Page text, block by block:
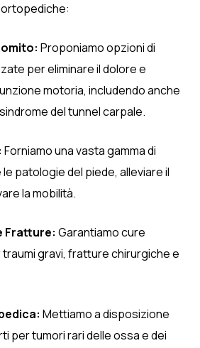
Proponiamo opzioni di
per eliminare il dolore e
motoria, includendo anche
del tunnel carpale.
Forniamo una vasta gamma di
patologie del piede, alleviare il
la mobilità.
Fratture: Garantiamo cure
gravi, fratture chirurgiche e
Mettiamo a disposizione
per tumori rari delle ossa e dei